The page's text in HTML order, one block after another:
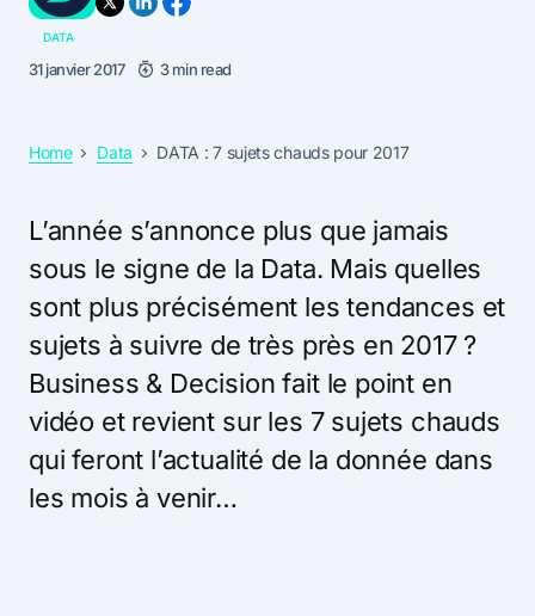
DATA
31 janvier 2017 3 min read
Home Data DATA : 7 sujets chauds pour 2017
L’année s’annonce plus que jamais
sous le signe de la Data. Mais quelles
sont plus précisément les tendances et
sujets à suivre de très près en 2017 ?
Business & Decision fait le point en
vidéo et revient sur les 7 sujets chauds
qui feront l’actualité de la donnée dans
les mois à venir…